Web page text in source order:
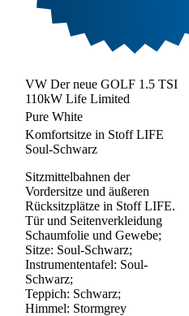
VW Der neue GOLF 1.5 TSI
110kW Life Limited
Pure White
Komfortsitze in Stoff LIFE
Soul-Schwarz
Sitzmittelbahnen der
Vordersitze und äußeren
Rücksitzplätze in Stoff LIFE.
Tür und Seitenverkleidung
Schaumfolie und Gewebe;
Sitze: Soul-Schwarz;
Instrumententafel: Soul-
Schwarz;
Teppich: Schwarz;
Himmel: Stormgrey